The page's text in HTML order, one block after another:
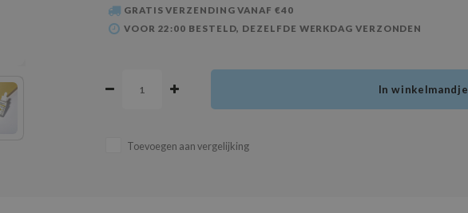
GRATIS VERZENDING VANAF €40
VOOR 22:00 BESTELD, DEZELFDE WERKDAG VERZONDEN
In winkelmandje
Toevoegen aan vergelijking